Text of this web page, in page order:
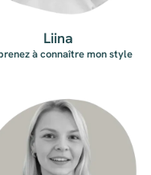
Liina
à connaître mon style